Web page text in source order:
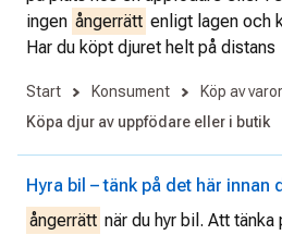
ingen ångerrätt enligt lagen och
Har du köpt djuret helt på distans
Start Konsument Köp av
Köpa djur av uppfödare eller i butik
Hyra bil – tänk på det här innan
ångerrätt när du hyr bil. Att tänka